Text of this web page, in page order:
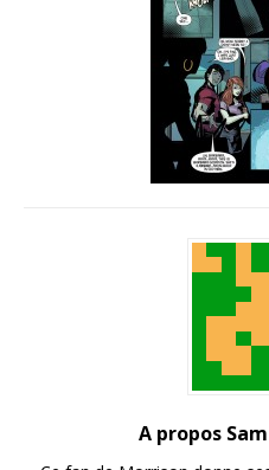
A propos Sam